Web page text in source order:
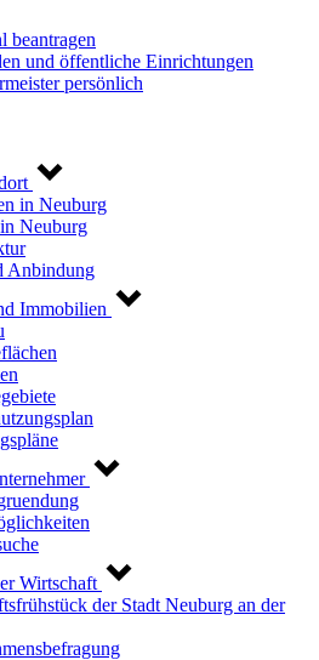
beantragen
und öffentliche Einrichtungen
persönlich
in Neuburg
Neuburg
Anbindung
Immobilien
Wirtschaft
der Stadt Neuburg an der